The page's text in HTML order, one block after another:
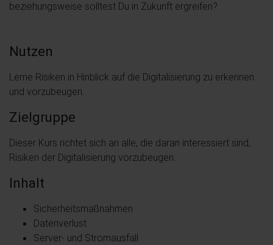
beziehungsweise solltest Du in Zukunft ergreifen?
Nutzen
Lerne Risiken in Hinblick auf die Digitalisierung zu erkennen
und vorzubeugen.
Zielgruppe
Dieser Kurs richtet sich an alle, die daran interessiert sind,
Risiken der Digitalisierung vorzubeugen.
Inhalt
Sicherheitsmaßnahmen
Datenverlust
Server- und Stromausfall